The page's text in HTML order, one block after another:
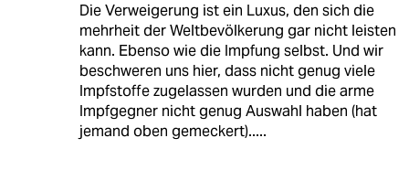
Die Verweigerung ist ein Luxus, den sich die
mehrheit der Weltbevölkerung gar nicht leisten
kann. Ebenso wie die Impfung selbst. Und wir
beschweren uns hier, dass nicht genug viele
Impfstoffe zugelassen wurden und die arme
Impfgegner nicht genug Auswahl haben (hat
jemand oben gemeckert).....